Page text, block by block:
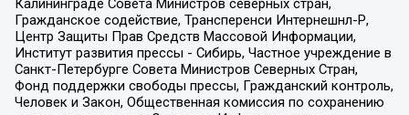
Калининграде Совета Министров северных стран,
Гражданское содействие, Трансперенси Интернешнл-Р,
Центр Защиты Прав Средств Массовой Информации,
Институт развития прессы - Сибирь, Частное учреждение в
Санкт-Петербурге Совета Министров Северных Стран,
Фонд поддержки свободы прессы, Гражданский контроль,
Человек и Закон, Общественная комиссия по сохранению